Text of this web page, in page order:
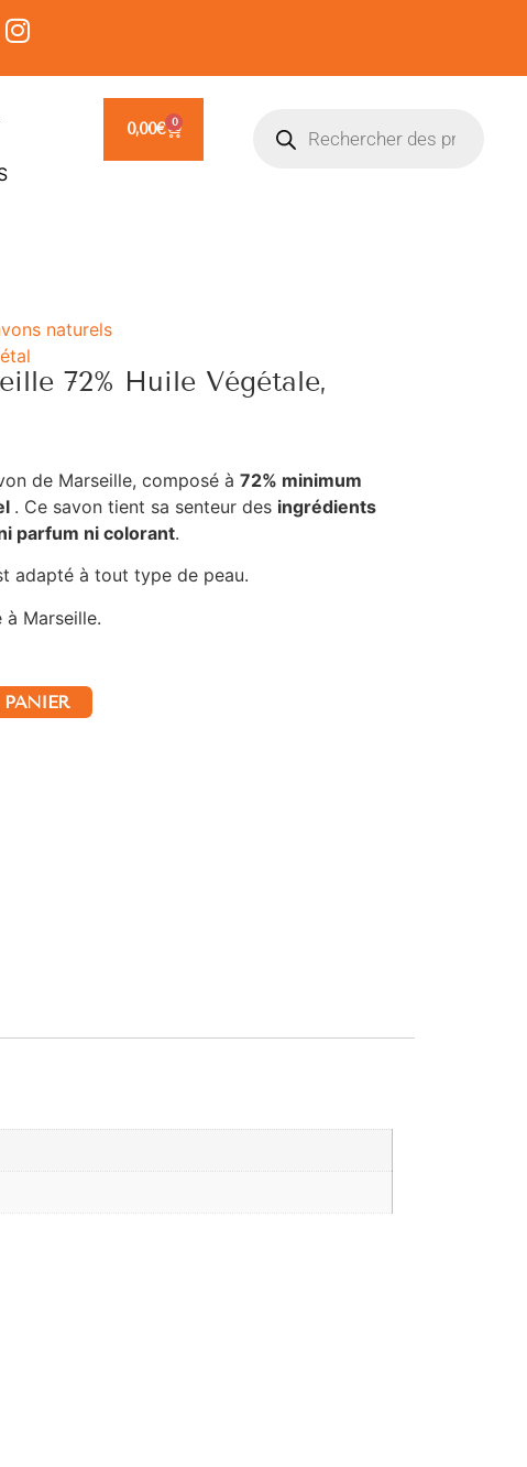
0,00€ 0
naturels
72% Huile Végétale,
de Marseille, composé à 72% minimum
. Ce savon tient sa senteur des ingrédients
parfum ni colorant.
adapté à tout type de peau.
Marseille.